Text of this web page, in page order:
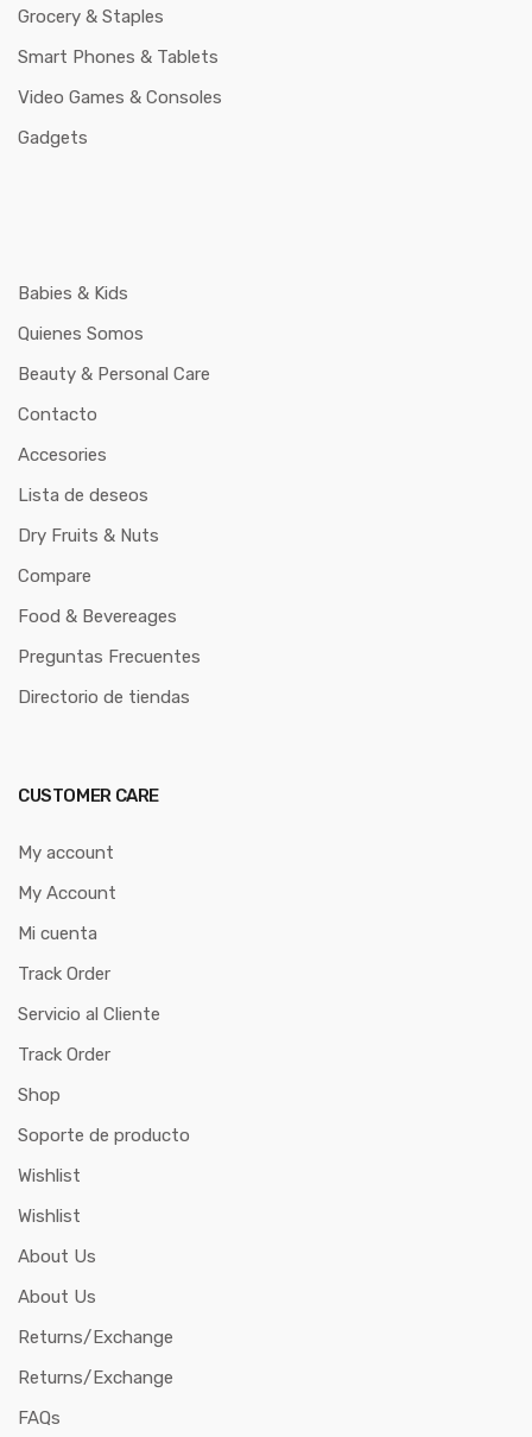
Grocery & Staples
Smart Phones & Tablets
Video Games & Consoles
Gadgets
Babies & Kids
Quienes Somos
Beauty & Personal Care
Contacto
Accesories
Lista de deseos
Dry Fruits & Nuts
Compare
Food & Bevereages
Preguntas Frecuentes
Directorio de tiendas
CUSTOMER CARE
My account
My Account
Mi cuenta
Track Order
Servicio al Cliente
Track Order
Shop
Soporte de producto
Wishlist
Wishlist
About Us
About Us
Returns/Exchange
Returns/Exchange
FAQs